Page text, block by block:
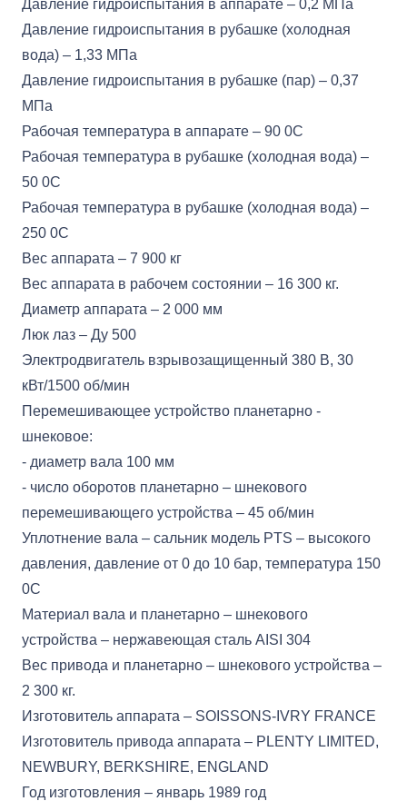
Давление гидроиспытания в аппарате – 0,2 МПа
Давление гидроиспытания в рубашке (холодная
вода) – 1,33 МПа
Давление гидроиспытания в рубашке (пар) – 0,37
МПа
Рабочая температура в аппарате – 90 0С
Рабочая температура в рубашке (холодная вода) –
50 0С
Рабочая температура в рубашке (холодная вода) –
250 0С
Вес аппарата – 7 900 кг
Вес аппарата в рабочем состоянии – 16 300 кг.
Диаметр аппарата – 2 000 мм
Люк лаз – Ду 500
Электродвигатель взрывозащищенный 380 В, 30
кВт/1500 об/мин
Перемешивающее устройство планетарно -
шнековое:
- диаметр вала 100 мм
- число оборотов планетарно – шнекового
перемешивающего устройства – 45 об/мин
Уплотнение вала – сальник модель PTS – высокого
давления, давление от 0 до 10 бар, температура 150
0С
Материал вала и планетарно – шнекового
устройства – нержавеющая сталь AISI 304
Вес привода и планетарно – шнекового устройства –
2 300 кг.
Изготовитель аппарата – SOISSONS-IVRY FRANCE
Изготовитель привода аппарата – PLENTY LIMITED,
NEWBURY, BERKSHIRE, ENGLAND
Год изготовления – январь 1989 год